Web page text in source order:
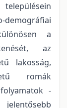
a
az
lakosság,
romák
-